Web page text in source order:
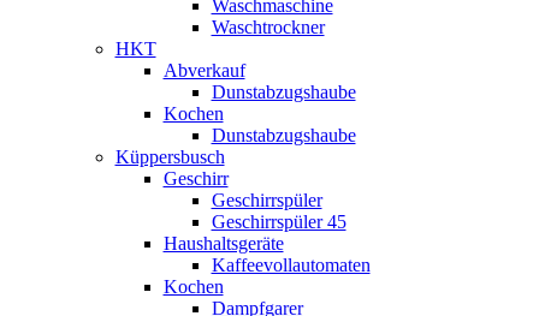
Waschmaschine
Waschtrockner
HKT
Abverkauf
Dunstabzugshaube
Kochen
Dunstabzugshaube
Küppersbusch
Geschirr
Geschirrspüler
Geschirrspüler 45
Haushaltsgeräte
Kaffeevollautomaten
Kochen
Dampfgarer